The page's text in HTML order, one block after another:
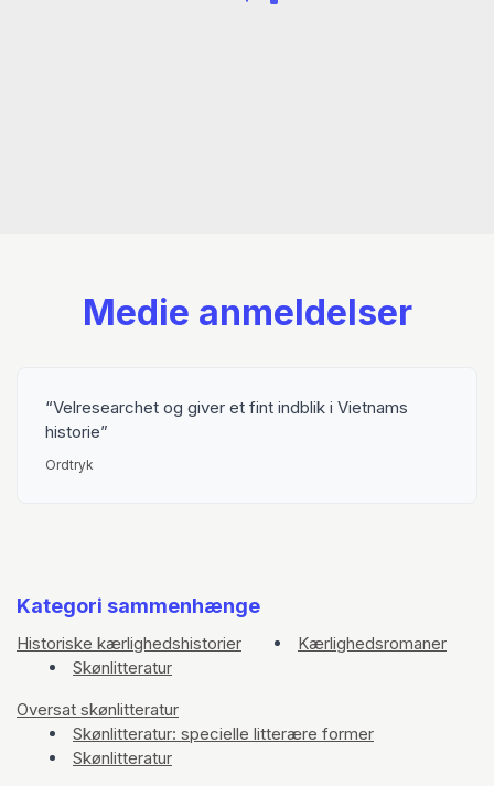
Medie anmeldelser
Velresearchet og giver et fint indblik i Vietnams
historie
Ordtryk
Kategori sammenhænge
Historiske kærlighedshistorier
Kærlighedsromaner
Skønlitteratur
Oversat skønlitteratur
Skønlitteratur: specielle litterære former
Skønlitteratur